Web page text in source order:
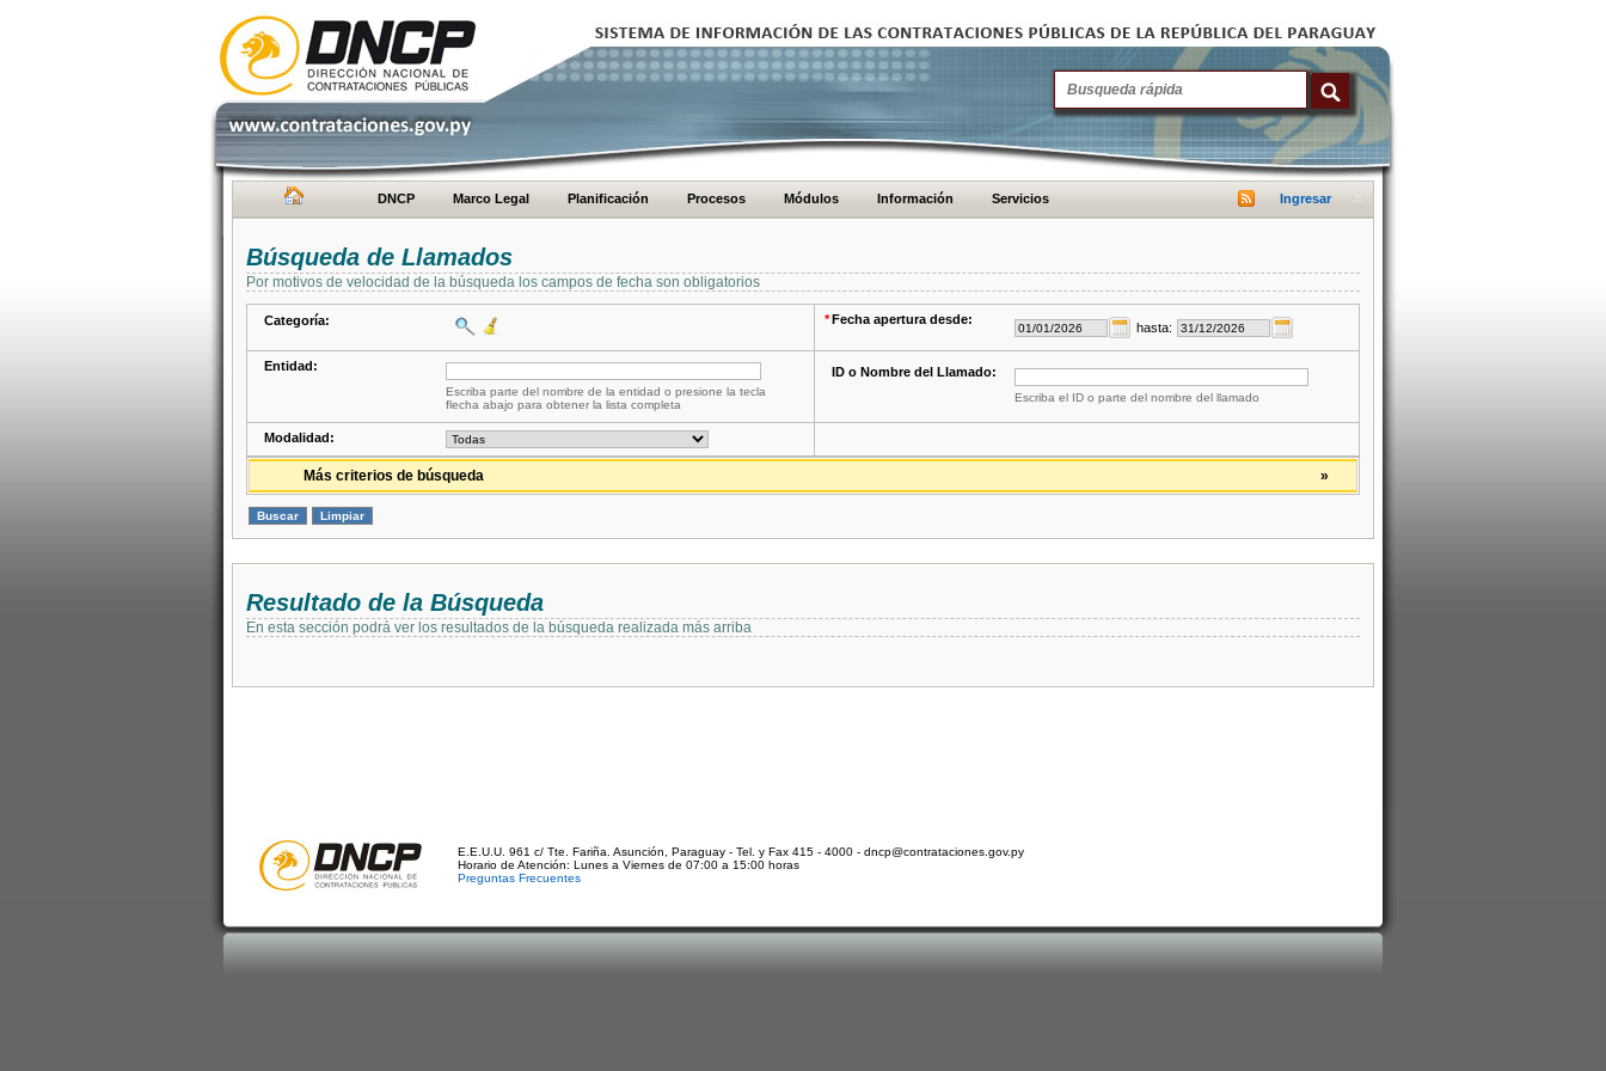
DNCP Marco Legal Planificación Procesos Módulos Información Servicios Ingresar
Búsqueda de Llamados
Por motivos de velocidad de la búsqueda los campos de fecha son obligatorios
Categoría: *Fecha apertura desde:
hasta:
Entidad:
Escriba parte del nombre de la entidad o presione la tecla
flecha abajo para obtener la lista completa
ID o Nombre del Llamado:
Escriba el ID o parte del nombre del llamado
Modalidad:
»
Más criterios de búsqueda
Resultado de la Búsqueda
En esta sección podrá ver los resultados de la búsqueda realizada más arriba
E.E.U.U. 961 c/ Tte. Fariña. Asunción, Paraguay - Tel. y Fax 415 - 4000 - dncp@contrataciones.gov.py
Horario de Atención: Lunes a Viernes de 07:00 a 15:00 horas
Preguntas Frecuentes